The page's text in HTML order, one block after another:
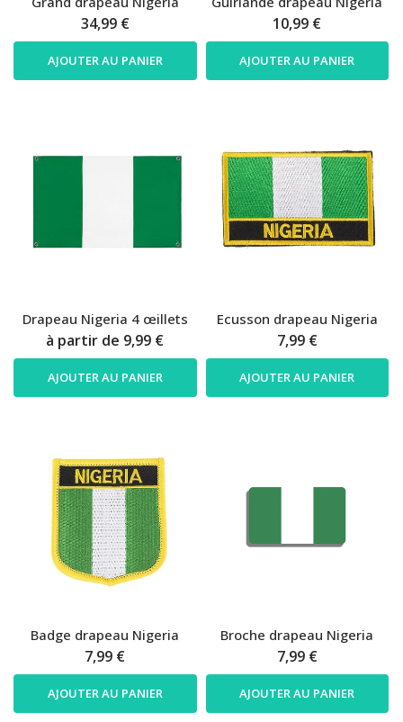
34,99 €
AJOUTER AU PANIER
10,99 €
AJOUTER AU PANIER
Drapeau Nigeria 4 œillets
à partir de 9,99 €
AJOUTER AU PANIER
Ecusson drapeau Nigeria
7,99 €
AJOUTER AU PANIER
Badge drapeau Nigeria
7,99 €
AJOUTER AU PANIER
Broche drapeau Nigeria
7,99 €
AJOUTER AU PANIER